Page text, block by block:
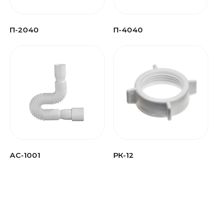
П-2040 П-4040
АС-1001 РК-12